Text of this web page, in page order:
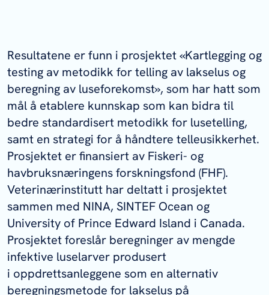
Resultatene er funn i prosjektet «Kartlegging og
testing av metodikk for telling av lakselus og
beregning av luseforekomst», som har hatt som
mål å etablere kunnskap som kan bidra til
bedre standardisert metodikk for lusetelling,
samt en strategi for å håndtere telleusikkerhet.
Prosjektet er finansiert av Fiskeri- og
havbruksnæringens forskningsfond (FHF).
Veterinærinstitutt har deltatt i prosjektet
sammen med NINA, SINTEF Ocean og
University of Prince Edward Island i Canada.
Prosjektet foreslår beregninger av mengde
infektive luselarver produsert
i oppdrettsanleggene som en alternativ
beregningsmetode for lakselus på